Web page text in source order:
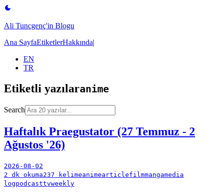
Ali Tunçgenç'in Blogu
Ana SayfaEtiketlerHakkında|
EN
TR
Etiketli yazılaranime
Search
Haftalık Praegustator (27 Temmuz - 2
Ağustos '26)
2026-08-02
2 dk okuma237 kelimeanimearticlefilmmangamedia
logpodcasttvweekly